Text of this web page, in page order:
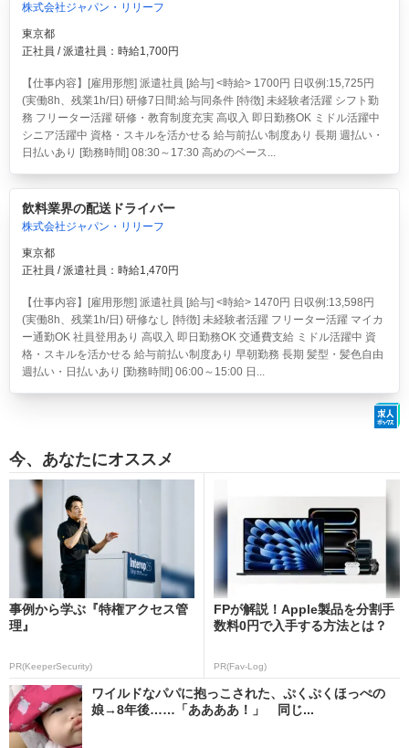
株式会社ジャパン・リリーフ
東京都
正社員 / 派遣社員：時給1,700円
【仕事内容】[雇用形態] 派遣社員 [給与] <時給> 1700円 日収例:15,725円
(実働8h、残業1h/日) 研修7日間:給与同条件 [特徴] 未経験者活躍 シフト勤
務 フリーター活躍 研修・教育制度充実 高収入 即日勤務OK ミドル活躍中
シニア活躍中 資格・スキルを活かせる 給与前払い制度あり 長期 週払い・
日払いあり [勤務時間] 08:30～17:30 高めのベース...
飲料業界の配送ドライバー
株式会社ジャパン・リリーフ
東京都
正社員 / 派遣社員：時給1,470円
【仕事内容】[雇用形態] 派遣社員 [給与] <時給> 1470円 日収例:13,598円
(実働8h、残業1h/日) 研修なし [特徴] 未経験者活躍 フリーター活躍 マイカ
ー通勤OK 社員登用あり 高収入 即日勤務OK 交通費支給 ミドル活躍中 資
格・スキルを活かせる 給与前払い制度あり 早朝勤務 長期 髪型・髪色自由
週払い・日払いあり [勤務時間] 06:00～15:00 日...
今、あなたにオススメ
事例から学ぶ『特権アクセス管
理』
PR(KeeperSecurity)
FPが解説！Apple製品を分割手
数料0円で入手する方法とは？
PR(Fav-Log)
ワイルドなパパに抱っこされた、ぷくぷくほっぺの
娘→8年後……「ああああ！」 同じ...